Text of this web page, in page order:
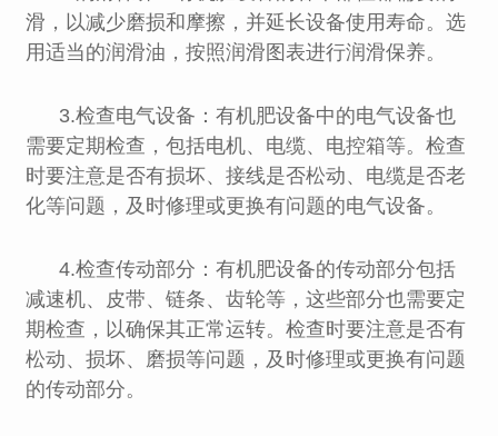
滑，以减少磨损和摩擦，并延长设备使用寿命。选
用适当的润滑油，按照润滑图表进行润滑保养。
3.检查电气设备：有机肥设备中的电气设备也
需要定期检查，包括电机、电缆、电控箱等。检查
时要注意是否有损坏、接线是否松动、电缆是否老
化等问题，及时修理或更换有问题的电气设备。
4.检查传动部分：有机肥设备的传动部分包括
减速机、皮带、链条、齿轮等，这些部分也需要定
期检查，以确保其正常运转。检查时要注意是否有
松动、损坏、磨损等问题，及时修理或更换有问题
的传动部分。